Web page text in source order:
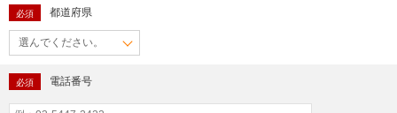
必須 都道府県
必須 電話番号